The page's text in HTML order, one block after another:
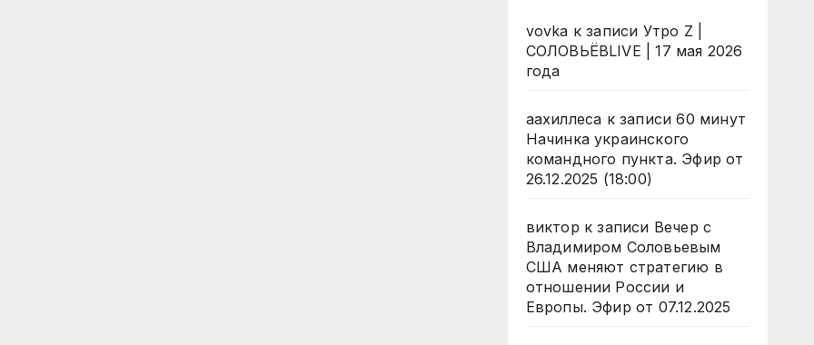
vovka к записи Утро Z |
СОЛОВЬЁВLIVE | 17 мая 2026
года
аахиллеса к записи60 минут
Начинка украинского
командного пункта. Эфир от
26.12.2025 (18:00)
виктор к записи Вечер с
Владимиром Соловьевым
США меняют стратегию в
отношении России и
Европы. Эфир от 07.12.2025